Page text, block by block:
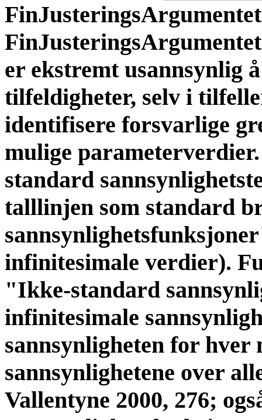
er ekstremt usannsynlig
tilfeldigheter, selv i
identifisere forsvarlige
mulige
standard
talllinjen som standard
infinitesimale verdier).
"Ikke-standard
infinitesimale
sannsynligheten for hver
sannsynlighetene over
Vallentyne 2000, 276;